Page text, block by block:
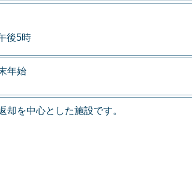
後5時
年始
を中心とした施設です。